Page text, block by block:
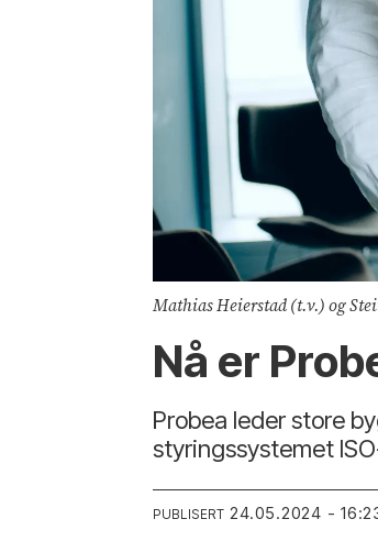
Mathias Heierstad (t.v.) og
Nå er
Probea leder store
styringssystemet
PUBLISERT 24.05.2024 -